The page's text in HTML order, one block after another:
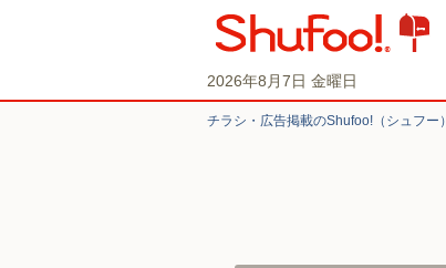
2026年8月7日 金曜日
チラシ・​広告掲載の​Shufoo!​（シュフー）